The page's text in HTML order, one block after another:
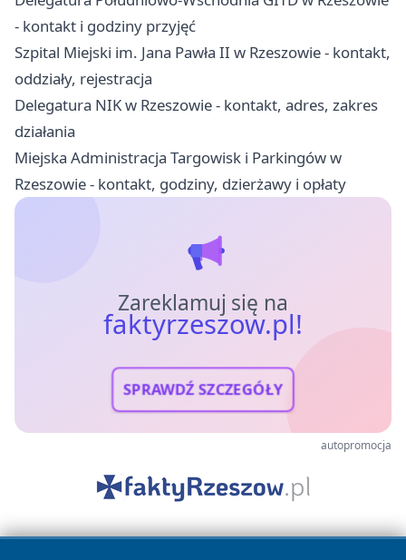
- kontakt i godziny przyjęć
Szpital Miejski im. Jana Pawła II w Rzeszowie - kontakt,
oddziały, rejestracja
Delegatura NIK w Rzeszowie - kontakt, adres, zakres
działania
Miejska Administracja Targowisk i Parkingów w
Rzeszowie - kontakt, godziny, dzierżawy i opłaty
Zareklamuj się na
faktyrzeszow.pl!
SPRAWDŹ SZCZEGÓŁY
autopromocja